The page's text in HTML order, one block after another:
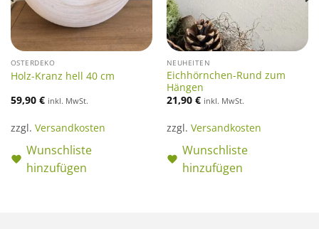
OSTERDEKO
Holz-Kranz hell 40 cm
59,90 € inkl. MwSt.
zzgl. Versandkosten
Wunschliste
hinzufügen
NEUHEITEN
Eichhörnchen-Rund zum
Hängen
21,90 € inkl. MwSt.
zzgl. Versandkosten
Wunschliste
hinzufügen